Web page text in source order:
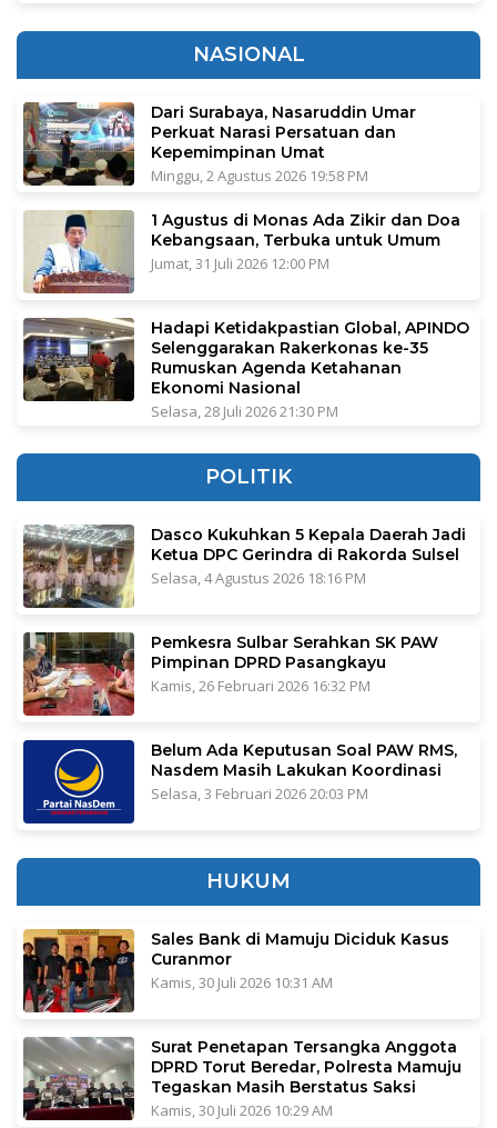
NASIONAL
Dari Surabaya, Nasaruddin Umar
Perkuat Narasi Persatuan dan
Kepemimpinan Umat
Minggu, 2 Agustus 2026 19:58 PM
1 Agustus di Monas Ada Zikir dan Doa
Kebangsaan, Terbuka untuk Umum
Jumat, 31 Juli 2026 12:00 PM
Hadapi Ketidakpastian Global, APINDO
Selenggarakan Rakerkonas ke-35
Rumuskan Agenda Ketahanan
Ekonomi Nasional
Selasa, 28 Juli 2026 21:30 PM
POLITIK
Dasco Kukuhkan 5 Kepala Daerah Jadi
Ketua DPC Gerindra di Rakorda Sulsel
Selasa, 4 Agustus 2026 18:16 PM
Pemkesra Sulbar Serahkan SK PAW
Pimpinan DPRD Pasangkayu
Kamis, 26 Februari 2026 16:32 PM
Belum Ada Keputusan Soal PAW RMS,
Nasdem Masih Lakukan Koordinasi
Selasa, 3 Februari 2026 20:03 PM
HUKUM
Sales Bank di Mamuju Diciduk Kasus
Curanmor
Kamis, 30 Juli 2026 10:31 AM
Surat Penetapan Tersangka Anggota
DPRD Torut Beredar, Polresta Mamuju
Tegaskan Masih Berstatus Saksi
Kamis, 30 Juli 2026 10:29 AM